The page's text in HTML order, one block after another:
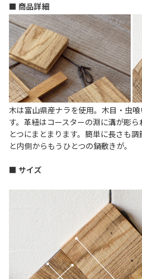
■ 商品詳細
木は富山県産ナラを使用。木目・虫
す。革紐はコースターの淵に溝が彫
とつにまとまります。簡単に長さも
と内側からもうひとつの鍋敷きが。
■ サイズ